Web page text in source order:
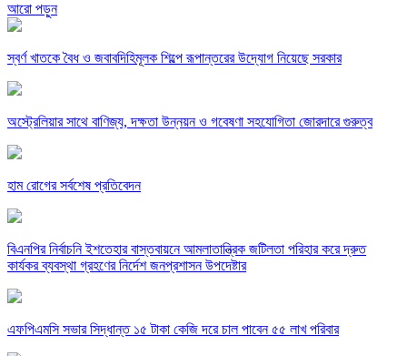
আরো পড়ুন
স্বর্ণ খাতকে বৈধ ও জবাবদিহিমূলক শিল্পে রূপান্তরের উদ্যোগ নিয়েছে সরকার
অস্ট্রেলিয়ার সাথে বাণিজ্য, দক্ষতা উন্নয়ন ও গবেষণা সহযোগিতা জোরদারে গুরুত্ব
হাম রোগের সর্বশেষ প্রতিবেদন
বিএনপির নির্বাচনি ইশতেহার বাস্তবায়নে আমলাতান্ত্রিক জটিলতা পরিহার করে দ্রুত
কার্যকর ব্যবস্থা গ্রহণের নির্দেশ জনপ্রশাসন উপদেষ্টার
এফপিএমসি সভার সিদ্ধান্ত ১৫ টাকা কেজি দরে চাল পাবেন ৫৫ লাখ পরিবার